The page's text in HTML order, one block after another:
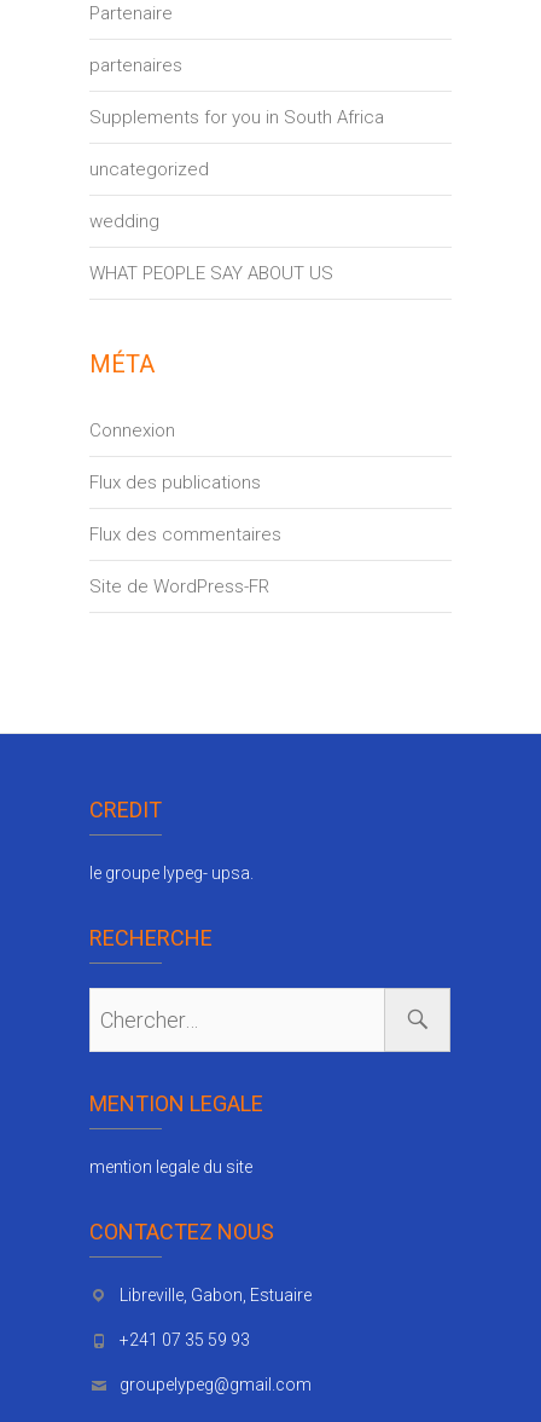
Partenaire
partenaires
Supplements for you in South Africa
uncategorized
wedding
WHAT PEOPLE SAY ABOUT US
MÉTA
Connexion
Flux des publications
Flux des commentaires
Site de WordPress-FR
CREDIT
le groupe lypeg- upsa.
RECHERCHE
MENTION LEGALE
mention legale du site
CONTACTEZ NOUS
Libreville, Gabon, Estuaire
+241 07 35 59 93
groupelypeg@gmail.com